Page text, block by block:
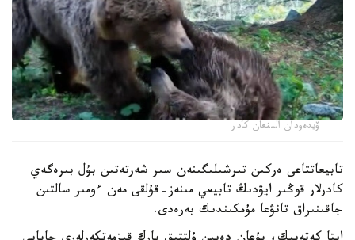
ۆيدەودان الىنعان كادر
تابيعاتتاعى ەركىن تىرشىلىگىنەن سىر شەرتەتىن بۇل بىرەگەي
كادرلار قوڭىر ايۋدىڭ تابيعي مىنەز-قۇلقى مەن ءومىر سالتىن
جاقىنىراق تانۋعا مۇمكىندىك بەرەدى.